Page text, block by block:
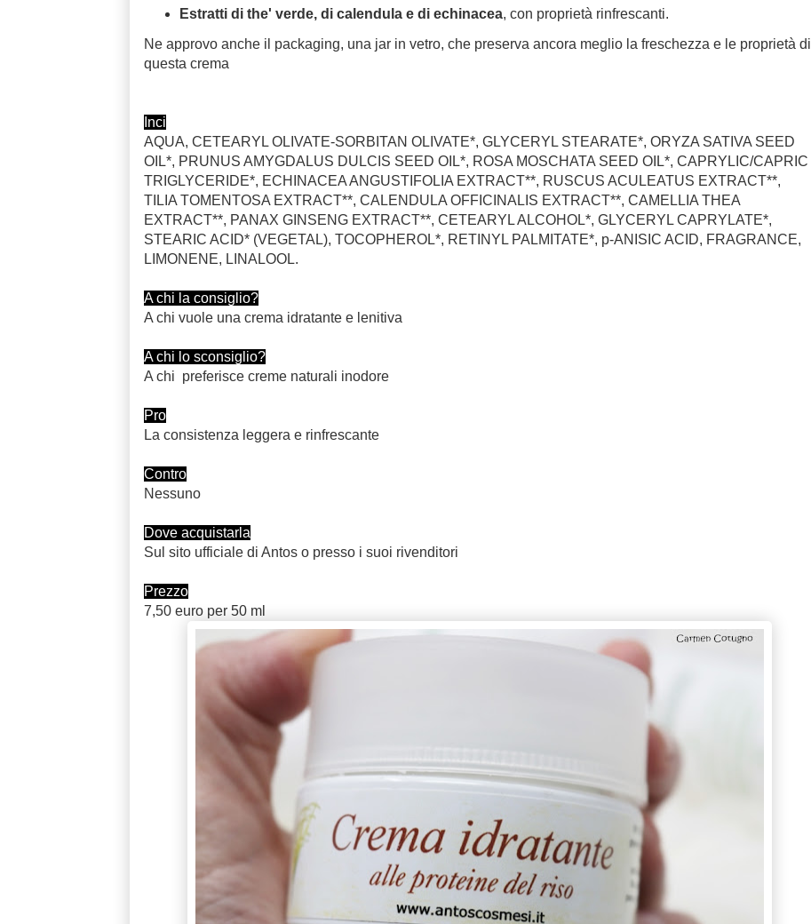
Estratti di the' verde, di calendula e di echinacea, con proprietà rinfrescanti.
Ne approvo anche il packaging, una jar in vetro, che preserva ancora meglio la freschezza e le proprietà di
questa crema
Inci
AQUA, CETEARYL OLIVATE-SORBITAN OLIVATE*, GLYCERYL STEARATE*, ORYZA SATIVA SEED
OIL*, PRUNUS AMYGDALUS DULCIS SEED OIL*, ROSA MOSCHATA SEED OIL*, CAPRYLIC/CAPRIC
TRIGLYCERIDE*, ECHINACEA ANGUSTIFOLIA EXTRACT**, RUSCUS ACULEATUS EXTRACT**,
TILIA TOMENTOSA EXTRACT**, CALENDULA OFFICINALIS EXTRACT**, CAMELLIA THEA
EXTRACT**, PANAX GINSENG EXTRACT**, CETEARYL ALCOHOL*, GLYCERYL CAPRYLATE*,
STEARIC ACID* (VEGETAL), TOCOPHEROL*, RETINYL PALMITATE*, p-ANISIC ACID, FRAGRANCE,
LIMONENE, LINALOOL.
A chi la consiglio?
A chi vuole una crema idratante e lenitiva
A chi lo sconsiglio?
A chi preferisce creme naturali inodore
Pro
La consistenza leggera e rinfrescante
Contro
Nessuno
Dove acquistarla
Sul sito ufficiale di Antos o presso i suoi rivenditori
Prezzo
7,50 euro per 50 ml